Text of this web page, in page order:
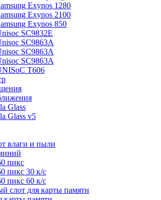
Exynos 1280
Exynos 2100
Exynos 850
SC9832E
SC9863A
SC9863A
SC9863A
T606
Glass
Glass v5
влаги и пыли
пикс
пикс 30 к/с
пикс 60 к/с
слот для карты памяти